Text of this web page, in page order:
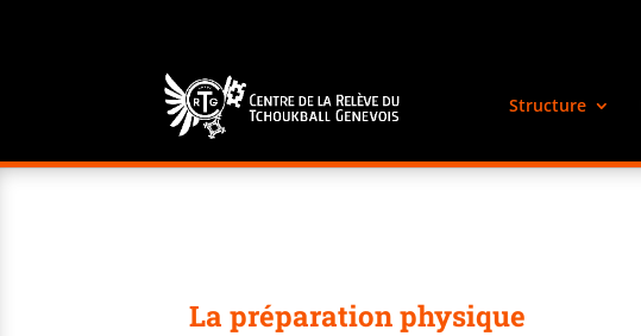
Structure
La préparation physique